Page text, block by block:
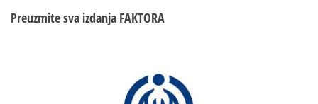
Preuzmite sva izdanja FAKTORA